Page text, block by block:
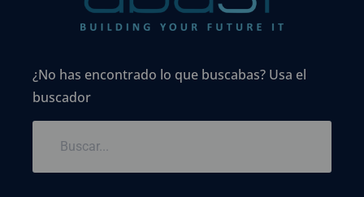
¿No has encontrado lo que buscabas? Usa el
buscador